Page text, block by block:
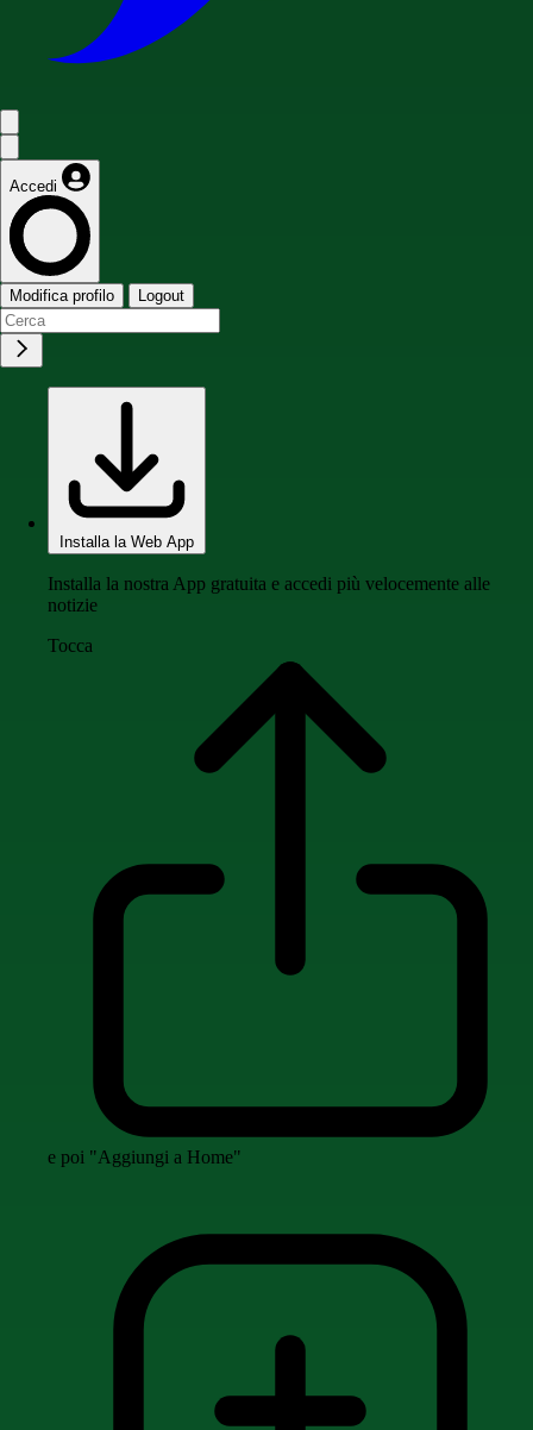
Accedi
Modifica profilo Logout
Installa la Web App
Installa la nostra App gratuita e accedi più velocemente alle
notizie
Tocca
e poi "Aggiungi a Home"